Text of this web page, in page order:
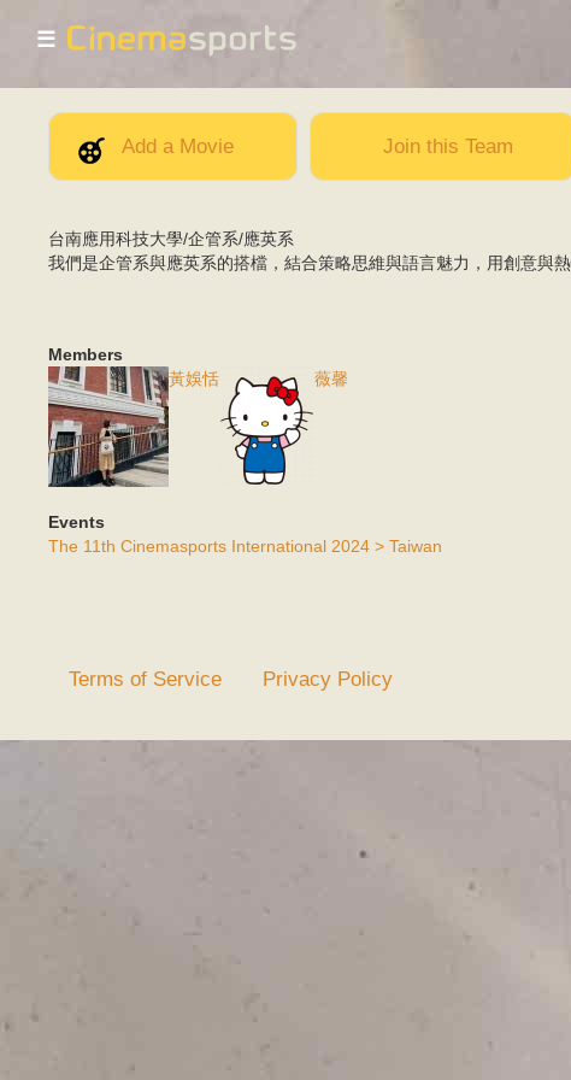
☰
Add a Movie Join this Team
台南應用科技大學/企管系/應英系
我們是企管系與應英系的搭檔，結合策略思維與語言魅力，用創意與
Members
黃娛恬
薇馨
Events
The 11th Cinemasports International 2024 > Taiwan
Terms of Service Privacy Policy